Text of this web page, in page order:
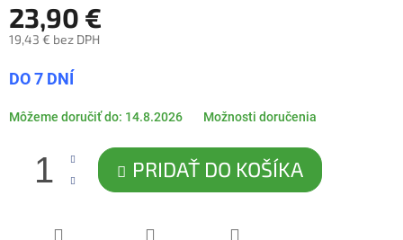
23,90 €
19,43 € bez DPH
cena:
DO 7 DNÍ
Môžeme doručiť do: 14.8.2026 Možnosti doručenia
PRIDAŤ DO KOŠÍKA